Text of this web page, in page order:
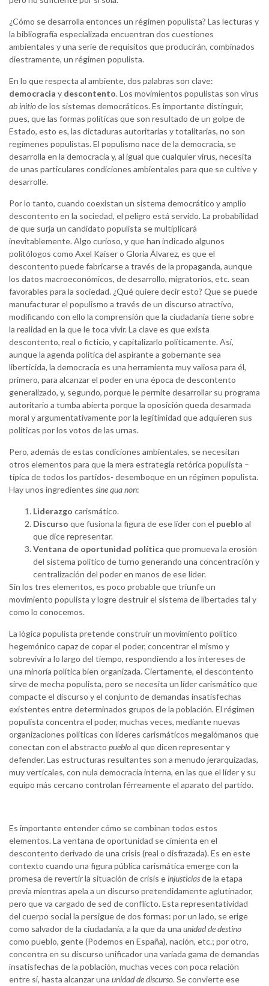
¿Cómo se desarrolla entonces un régimen populista? Las lecturas y
la bibliografía especializada encuentran dos cuestiones
ambientales y una serie de requisitos que producirán, combinados
diestramente, un régimen populista.
En lo que respecta al ambiente, dos palabras son clave:
democracia y descontento. Los movimientos populistas son virus
ab initiode los sistemas democráticos. Es importante distinguir,
pues, que las formas políticas que son resultado de un golpe de
Estado, esto es, las dictaduras autoritarias y totalitarias, no son
regímenes populistas. El populismo nace de la democracia, se
desarrolla en la democracia y, al igual que cualquier virus, necesita
de unas particulares condiciones ambientales para que se cultive y
desarrolle.
Por lo tanto, cuando coexistan un sistema democrático y amplio
descontento en la sociedad, el peligro está servido. La probabilidad
de que surja un candidato populista se multiplicará
inevitablemente. Algo curioso, y que han indicado algunos
politólogos como Axel Kaiser o Gloria Álvarez, es que el
descontento puede fabricarse a través de la propaganda, aunque
los datos macroeconómicos, de desarrollo, migratorios, etc. sean
favorables para la sociedad. ¿Qué quiere decir esto? Que se puede
manufacturar el populismo a través de un discurso atractivo,
modificando con ello la comprensión que la ciudadanía tiene sobre
la realidad en la que le toca vivir. La clave es que exista
descontento, real o ficticio, y capitalizarlo políticamente. Así,
aunque la agenda política del aspirante a gobernante sea
liberticida, la democracia es una herramienta muy valiosa para él,
primero, para alcanzar el poder en una época de descontento
generalizado, y, segundo, porque le permite desarrollar su programa
autoritario a tumba abierta porque la oposición queda desarmada
moral y argumentativamente por la legitimidad que adquieren sus
políticas por los votos de las urnas.
Pero, además de estas condiciones ambientales, se necesitan
otros elementos para que la mera estrategia retórica populista –
típica de todos los partidos- desemboque en un régimen populista.
Hay unos ingredientes sine qua non:
Liderazgo carismático.
Discurso que fusiona la figura de ese líder con el pueblo al
que dice representar.
Ventana de oportunidad política que promueva la erosión
del sistema político de turno generando una concentración y
centralización del poder en manos de ese líder.
Sin los tres elementos, es poco probable que triunfe un
movimiento populista y logre destruir el sistema de libertades tal y
como lo conocemos.
La lógica populista pretende construir un movimiento político
hegemónico capaz de copar el poder, concentrar el mismo y
sobrevivir a lo largo del tiempo, respondiendo a los intereses de
una minoría política bien organizada. Ciertamente, el descontento
sirve de mecha populista, pero se necesita un líder carismático que
compacte el discurso y el conjunto de demandas insatisfechas
existentes entre determinados grupos de la población. El régimen
populista concentra el poder, muchas veces, mediante nuevas
organizaciones políticas con líderes carismáticos megalómanos que
conectan con el abstracto puebloal que dicen representar y
defender. Las estructuras resultantes son a menudo jerarquizadas,
muy verticales, con nula democracia interna, en las que el líder y su
equipo más cercano controlan férreamente el aparato del partido.
Es importante entender cómo se combinan todos estos
elementos. La ventana de oportunidad se cimienta en el
descontento derivado de una crisis (real o disfrazada). Es en este
contexto cuando una figura pública carismática emerge con la
promesa de revertir la situación de crisis einjusticiasde la etapa
previa mientras apela a un discurso pretendidamente aglutinador,
pero que va cargado de sed de conflicto. Esta representatividad
del cuerpo social la persigue de dos formas: por un lado, se erige
como salvador de la ciudadanía, a la que da una unidad de destino
como pueblo, gente (Podemos en España), nación, etc.; por otro,
concentra en su discurso unificador una variada gama de demandas
insatisfechas de la población, muchas veces con poca relación
entre sí, hasta alcanzar una unidad de discurso. Se convierte ese